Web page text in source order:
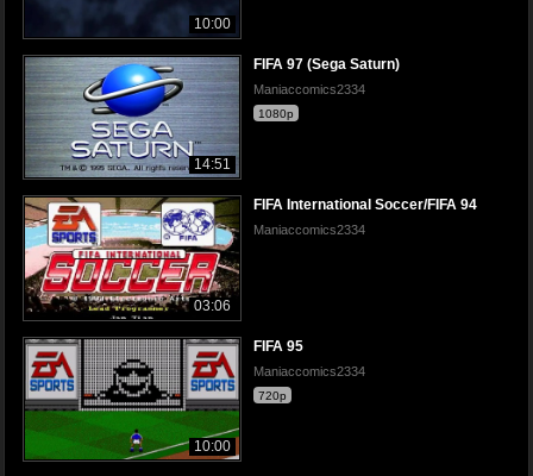
10:00
14:51
FIFA 97 (Sega Saturn)
Maniaccomics2334
1080p
03:06
FIFA International Soccer/FIFA 94
Maniaccomics2334
10:00
FIFA 95
Maniaccomics2334
720p